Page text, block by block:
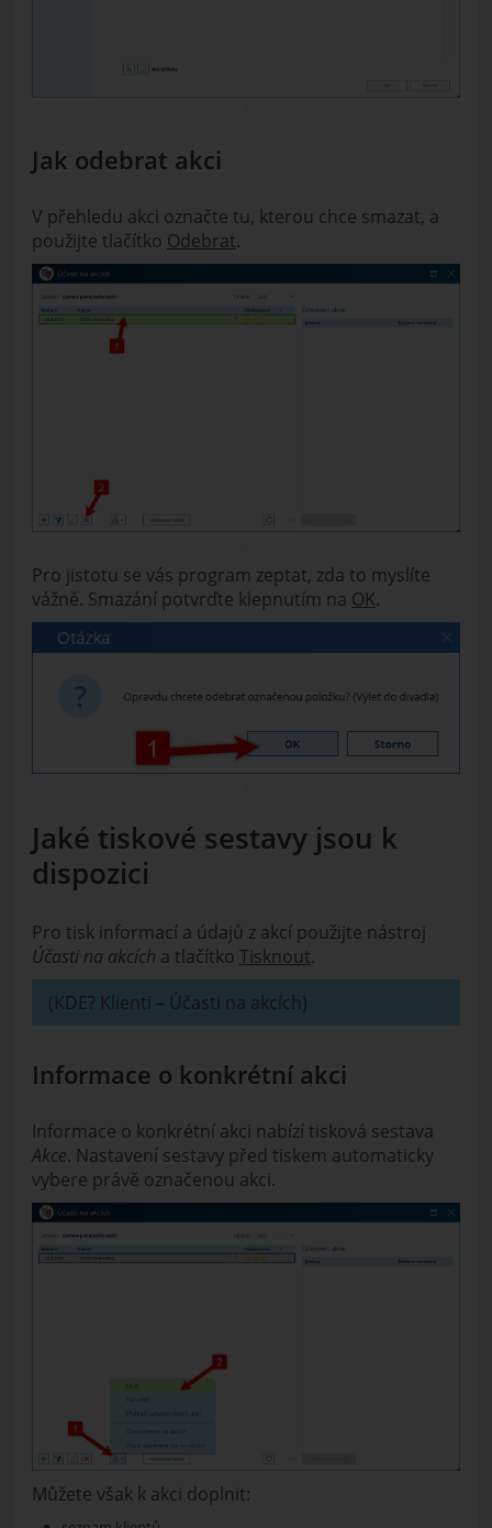
Jak odebrat akci
V přehledu akci označte tu, kterou chce smazat, a
použijte tlačítko Odebrat.
Pro jistotu se vás program zeptat, zda to myslíte
vážně. Smazání potvrďte klepnutím na OK.
Jaké tiskové sestavy jsou k
dispozici
Pro tisk informací a údajů z akcí použijte nástroj
Účasti na akcích a tlačítko Tisknout.
(KDE? Klienti – Účasti na akcích)
Informace o konkrétní akci
Informace o konkrétní akci nabízí tisková sestava
Akce. Nastavení sestavy před tiskem automaticky
vybere právě označenou akci.
Můžete však k akci doplnit: